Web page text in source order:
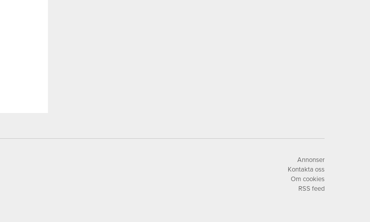
Annonser
Kontakta oss
Om cookies
RSS feed